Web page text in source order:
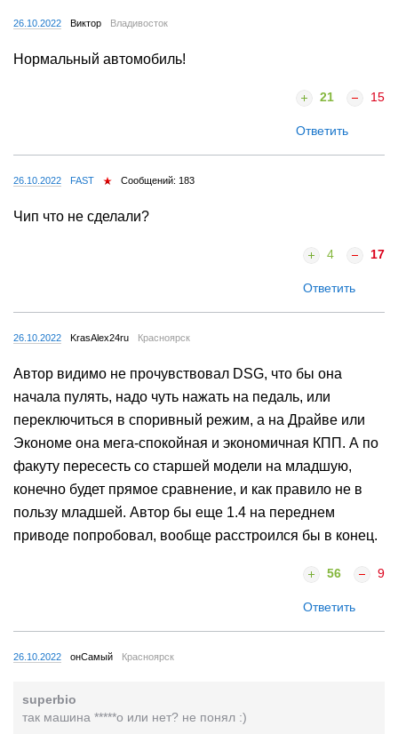
26.10.2022 Виктор Владивосток
Нормальный автомобиль!
21 15
Ответить
26.10.2022 FAST Сообщений: 183
Чип что не сделали?
4 17
Ответить
26.10.2022 KrasAlex24ru Красноярск
Автор видимо не прочувствовал DSG, что бы она
начала пулять, надо чуть нажать на педаль, или
переключиться в споривный режим, а на Драйве или
Экономе она мега-спокойная и экономичная КПП. А по
факуту пересесть со старшей модели на младшую,
конечно будет прямое сравнение, и как правило не в
пользу младшей. Автор бы еще 1.4 на переднем
приводе попробовал, вообще расстроился бы в конец.
56 9
Ответить
26.10.2022 онСамый Красноярск
superbio
так машина *****о или нет? не понял :)